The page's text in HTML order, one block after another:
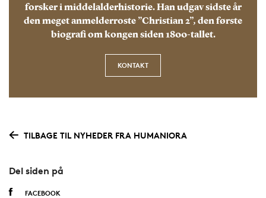
forsker i middelalderhistorie. Han udgav sidste år
den meget anmelderroste ”Christian 2”, den første
biografi om kongen siden 1800-tallet.
KONTAKT
TILBAGE TIL NYHEDER FRA HUMANIORA
Del siden på
FACEBOOK